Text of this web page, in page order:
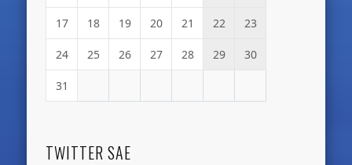
17 18 19 20 21 22 23
24 25 26 27 28 29 30
31
TWITTER SAE